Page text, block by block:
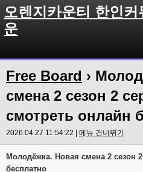
오렌지카운티 한인
운
Free Board ›
смена 2 сезон 2
смотреть онлайн
2026.04.27 11:54:22 | 메뉴 건너뛰기
Молодёжка. Новая смена 2 сезон
бесплатно